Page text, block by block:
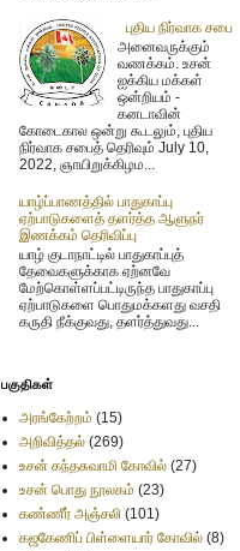
புதிய நிர்வாக சபை
அனைவருக்கும்
வணக்கம். உசன்
ஐக்கிய மக்கள்
ஒன்றியம் -
கனடாவின்
கோடைகால ஒன்று கூடலும், புதிய
நிர்வாக சபைத் தெரிவும் July 10,
2022, ஞாயிறுக்கிழம...
யாழ்ப்பாணத்தில் பாதுகாப்பு
ஏற்பாடுகளைத் தளர்த்த ஆளுநர்
இணக்கம் தெரிவிப்பு
யாழ் குடாநாட்டில் பாதுகாப்புத்
தேவைகளுக்காக ஏற்னவே
மேற்கொள்ளப்பட்டிருந்த பாதுகாப்பு
ஏற்பாடுகளை பொதுமக்களது வசதி
கருதி நீக்குவது, தளர்த்துவது...
பகுதிகள்
அரங்கேற்றம் (15)
அறிவித்தல் (269)
உசன் கந்தசுவாமி கோவில் (27)
உசன் பொது நூலகம் (23)
கண்ணீர் அஞ்சலி (101)
கஜகேணிப் பிள்ளையார் கோவில் (8)